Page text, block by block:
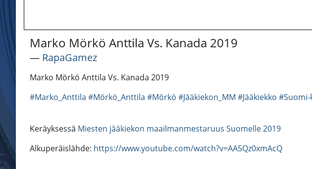
Marko Mörkö Anttila Vs. Kanada 2019
― RapaGamez
Marko Mörkö Anttila Vs. Kanada 2019
#Marko_Anttila #Mörkö_Anttila #Mörkö #Jääkiekon_MM #Jääkiekko #Suomi-
Keräyksessä Miesten jääkiekon maailmanmestaruus Suomelle 2019
Alkuperäislähde: https://www.youtube.com/watch?v=AA5Qz0xmAcQ